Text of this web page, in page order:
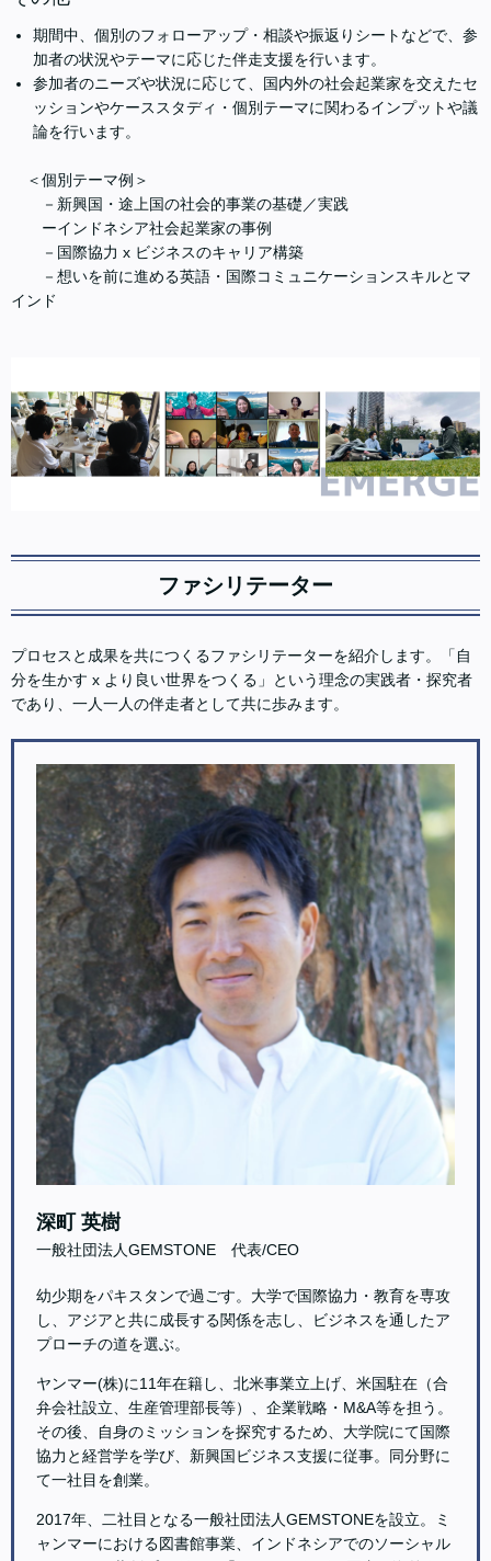
期間中、個別のフォローアップ・相談や振返りシートなどで、参
加者の状況やテーマに応じた伴走支援を行います。
参加者のニーズや状況に応じて、国内外の社会起業家を交えたセ
ッションやケーススタディ・個別テーマに関わるインプットや議
論を行います。
＜個別テーマ例＞
－新興国・途上国の社会的事業の基礎／実践
ーインドネシア社会起業家の事例
－国際協力 x ビジネスのキャリア構築
－想いを前に進める英語・国際コミュニケーションスキルとマ
インド
ファシリテーター
プロセスと成果を共につくるファシリテーターを紹介します。「自
分を生かす x より良い世界をつくる」という理念の実践者・探究者
であり、一人一人の伴走者として共に歩みます。
深町 英樹
一般社団法人GEMSTONE 代表/CEO
幼少期をパキスタンで過ごす。大学で国際協力・教育を専攻
し、アジアと共に成長する関係を志し、ビジネスを通したア
プローチの道を選ぶ。
ヤンマー(株)に11年在籍し、北米事業立上げ、米国駐在（合
弁会社設立、生産管理部長等）、企業戦略・M&A等を担う。
その後、自身のミッションを探究するため、大学院にて国際
協力と経営学を学び、新興国ビジネス支援に従事。同分野に
て一社目を創業。
2017年、二社目となる一般社団法人GEMSTONEを設立。ミ
ャンマーにおける図書館事業、インドネシアでのソーシャル